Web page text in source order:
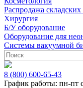
Распродажа складских
Хирургия
Б/У оборудование
Оборудование для
Системы вакуумной
8 (800) 600-65-43
График работы: пн-пт